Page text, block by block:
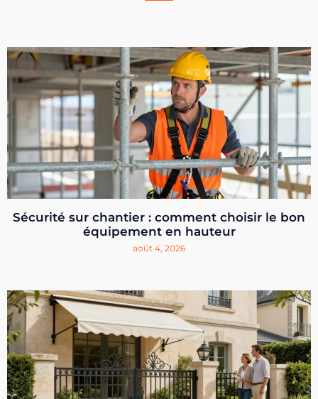
Sécurité sur chantier : comment choisir le bon
équipement en hauteur
août 4, 2026